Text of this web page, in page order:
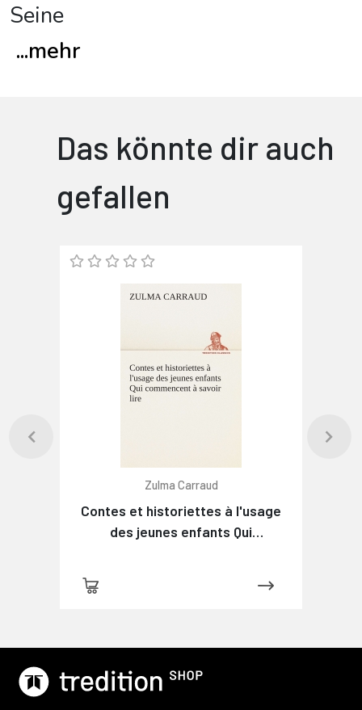
Seine
...mehr
Das könnte dir auch
gefallen
Zulma Carraud
Contes et historiettes à l'usage
des jeunes enfants Qui